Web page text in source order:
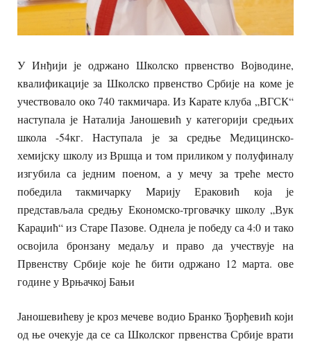
У Инђији је одржано Школско првенство Војводине,
квалификације за Школско првенство Србије на коме је
учествовало око 740 такмичара. Из Карате клуба „ВГСК“
наступала је Наталија Јаношевић у категорији средњих
школа -54кг. Наступала је за средње Медицинско-
хемијску школу из Вршца и том приликом у полуфиналу
изгубила са једним поеном, а у мечу за треће место
победила такмичарку Марију Ераковић која је
представљала средњу Економско-трговачку школу „Вук
Караџић“ из Старе Пазове. Однела је победу са 4:0 и тако
освојила бронзану медаљу и право да учествује на
Првенству Србије које ће бити одржано 12 марта. ове
године у Врњачкој Бањи
Јаношевићеву је кроз мечеве водио Бранко Ђорђевић који
од ње очекује да се са Школског првенства Србије врати